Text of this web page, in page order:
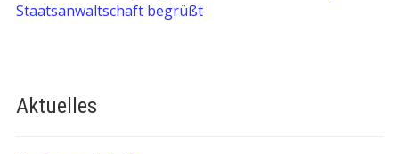
Aktuelles
Staatsanwaltschaft begrüßt